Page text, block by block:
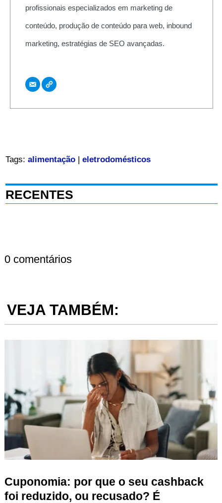
profissionais especializados em marketing de
conteúdo, produção de conteúdo para web, inbound
marketing, estratégias de SEO avançadas.
Tags: alimentação| eletrodomésticos
RECENTES
0 comentários
VEJA TAMBÉM:
Cuponomia: por que o seu cashback
foi reduzido, ou recusado? É